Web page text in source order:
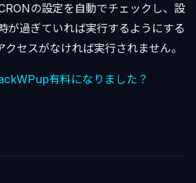
の設定を自動でチェックし、設
が過ぎていれば実行するようにする
クセスがなければ実行されません。
有料になりました？